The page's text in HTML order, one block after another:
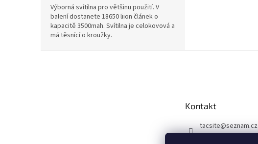
Výborná svítilna pro většinu použití. V
balení dostanete 18650 liion článek o
kapacitě 3500mah. Svítilna je celokovová a
má těsnící o kroužky.
Kontakt
tacsite@seznam.cz